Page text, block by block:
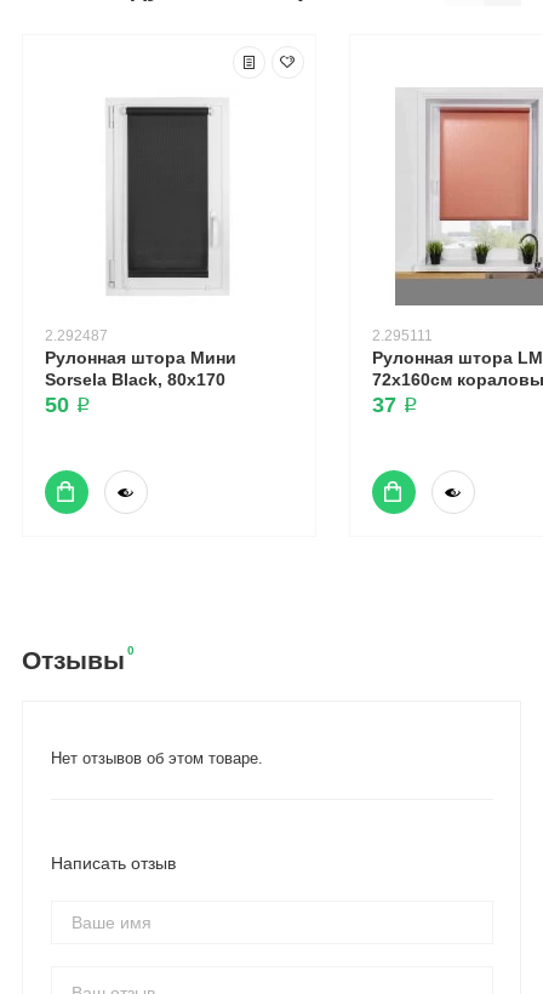
2.292487
Рулонная штора Мини
Sorsela Black, 80x170
50 ₽
2.295111
Рулонная штора
72х160см
37 ₽
Отзывы 0
Нет отзывов об этом товаре.
Написать отзыв